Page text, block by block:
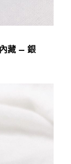
藏 – 銀